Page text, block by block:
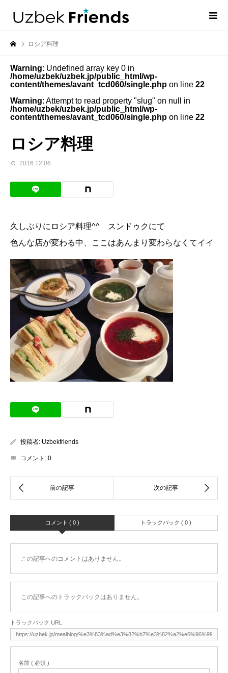
ロシア料理
Warning: Undefined array key 0 in
/home/uzbek/uzbek.jp/public_html/wp-
content/themes/avant_tcd060/single.php on line 22
Warning: Attempt to read property "slug" on null in
/home/uzbek/uzbek.jp/public_html/wp-
content/themes/avant_tcd060/single.php on line 22
ロシア料理
2016.12.06
久しぶりにロシア料理^^ スンドゥクにて
色んな店が変わる中、ここはあんまり変わらなくてイイ
投稿者: Uzbekfriends
コメント: 0
コメント ( 0 ) トラックバック ( 0 )
この記事へのコメントはありません。
この記事へのトラックバックはありません。
トラックバック URL
名前 ( 必須 )